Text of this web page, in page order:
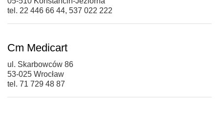
tel. 22 446 66 44, 537 022 222
Cm Medicart
ul. Skarbowców 86
53-025 Wrocław
tel. 71 729 48 87